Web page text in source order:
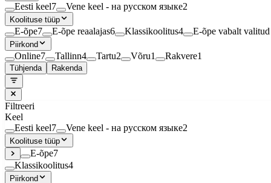
Eesti keel7 Vene keel - на русском языке2
Koolituse tüüp
E-õpe7 E-õpe reaalajas6 Klassikoolitus4 E-õpe vabalt valitud
Piirkond
Online7 Tallinn4 Tartu2 Võru1 Rakvere1
Tühjenda Rakenda
Filtreeri
Keel
Eesti keel7 Vene keel - на русском языке2
Koolituse tüüp
E-õpe7
Klassikoolitus4
Piirkond